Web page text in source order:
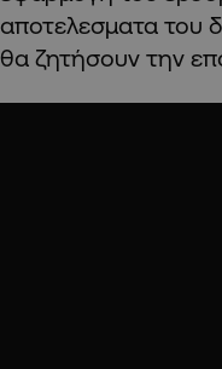
αποτελεσματα του
θα ζητήσουν την